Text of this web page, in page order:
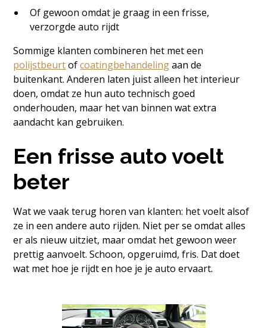
Of gewoon omdat je graag in een frisse,
verzorgde auto rijdt
Sommige klanten combineren het met een
polijstbeurtofcoatingbehandelingaan de
buitenkant. Anderen laten juist alleen het interieur
doen, omdat ze hun auto technisch goed
onderhouden, maar het van binnen wat extra
aandacht kan gebruiken.
Een frisse auto voelt
beter
Wat we vaak terug horen van klanten: het voelt alsof
ze in een andere auto rijden. Niet per se omdat alles
er als nieuw uitziet, maar omdat het gewoon weer
prettig aanvoelt. Schoon, opgeruimd, fris. Dat doet
wat met hoe je rijdt en hoe je je auto ervaart.